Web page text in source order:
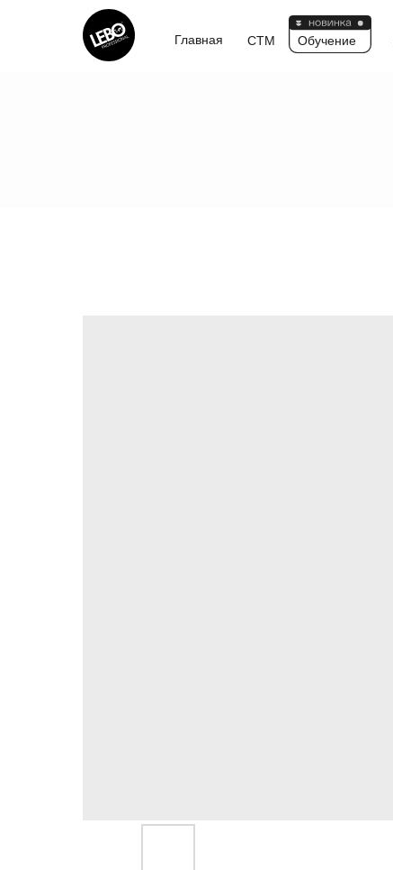
Обучение
CTM
Главная